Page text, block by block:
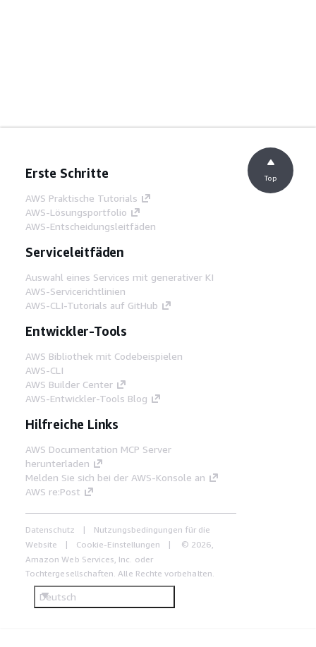
Erste Schritte
AWS Praktische Tutorials
AWS-Lösungsportfolio
AWS-Entscheidungsleitfäden
Serviceleitfäden
Auswahl eines Services mit generativer KI
AWS-Servicerichtlinien
AWS-CLI-Tutorials auf GitHub
Entwickler-Tools
AWS Bibliothek mit Codebeispielen
AWS-CLI
AWS Builder Center
AWS-Entwickler-Tools Blog
Hilfreiche Links
AWS Documentation MCP Server
herunterladen
Melden Sie sich bei der AWS-Konsole an
AWS re:Post
Datenschutz
Nutzungsbedingungen für die
Website
Cookie-Einstellungen
© 2026,
Amazon Web Services, Inc. oder
Tochtergesellschaften. Alle Rechte vorbehalten.
Deutsch
Top